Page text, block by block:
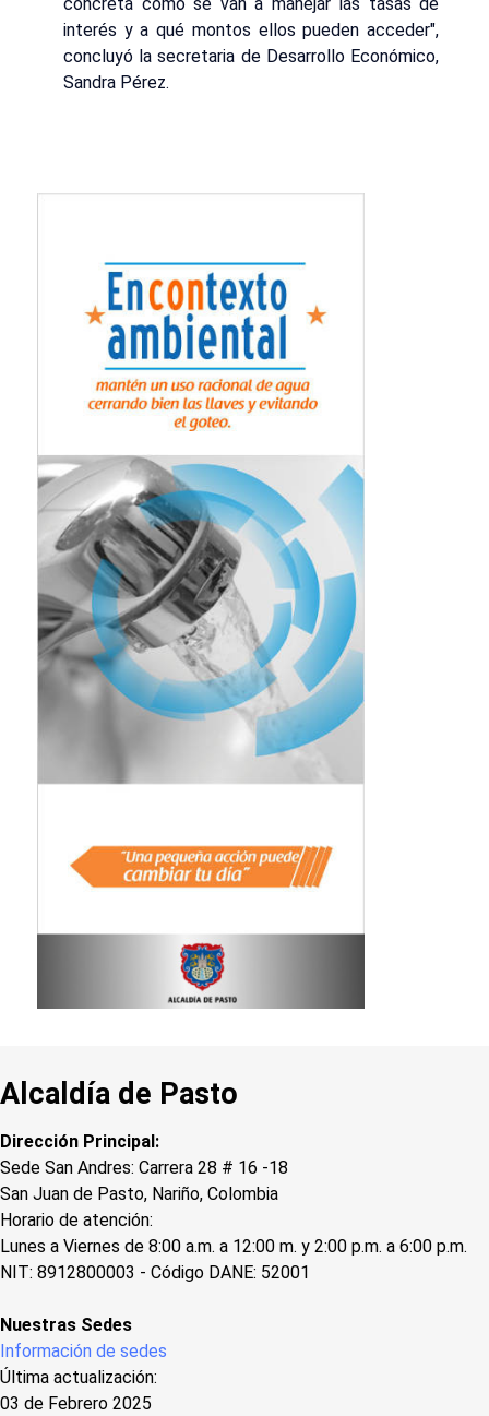
interés y a qué montos ellos pueden acceder",
concluyó la secretaria de Desarrollo Económico,
Sandra Pérez.
Alcaldía de Pasto
Dirección Principal:
Sede San Andres: Carrera 28 # 16 -18
San Juan de Pasto, Nariño, Colombia
Horario de atención:
Lunes a Viernes de 8:00 a.m. a 12:00 m. y 2:00 p.m. a 6:00 p.m.
NIT: 8912800003 - Código DANE: 52001
Nuestras Sedes
Información de sedes
Última actualización:
03 de Febrero 2025